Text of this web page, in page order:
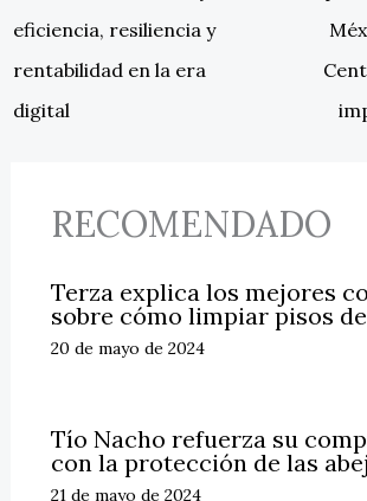
eficiencia, resiliencia y
rentabilidad en la era
digital
RECOMENDADO
Terza explica los mejores
sobre cómo limpiar pisos
20 de mayo de 2024
Tío Nacho refuerza su
con la protección de las
21 de mayo de 2024